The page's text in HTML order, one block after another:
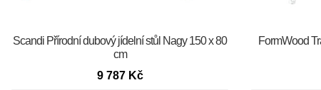
Scandi Přírodní dubový jídelní stůl Nagy 150 x 80
cm
9 787 Kč
FormWood